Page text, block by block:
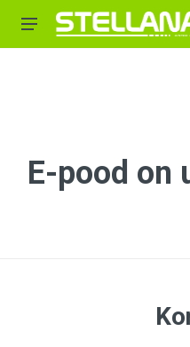
E-pood on